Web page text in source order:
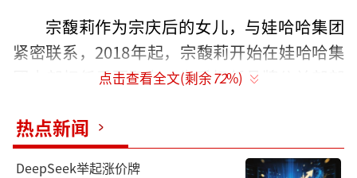
宗馥莉作为宗庆后的女儿，与娃哈哈集团
紧密联系，2018年起，宗馥莉开始在娃哈哈集
团内部担任重要职务，先后担任品牌公关部部
的战略决策和业务运营管理。这些经历为她未
来可能接任公司领导层的角色奠定了基础。
点击查看全文(剩余72%)
热点新闻
DeepSeek举起涨价牌